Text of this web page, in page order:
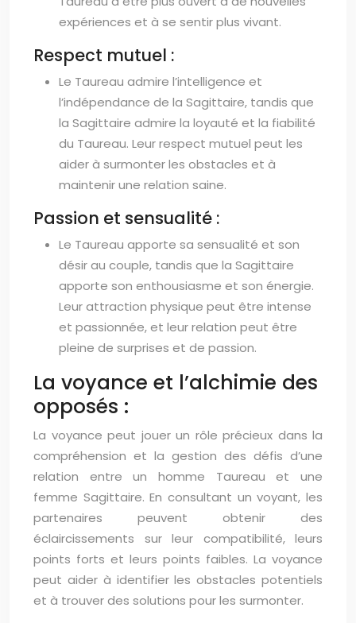
expériences et à se sentir plus vivant.
Respect mutuel :
Le Taureau admire l’intelligence et
l’indépendance de la Sagittaire, tandis que
la Sagittaire admire la loyauté et la fiabilité
du Taureau. Leur respect mutuel peut les
aider à surmonter les obstacles et à
maintenir une relation saine.
Passion et sensualité :
Le Taureau apporte sa sensualité et son
désir au couple, tandis que la Sagittaire
apporte son enthousiasme et son énergie.
Leur attraction physique peut être intense
et passionnée, et leur relation peut être
pleine de surprises et de passion.
La voyance et l’alchimie des
opposés :
La voyance peut jouer un rôle précieux dans la
compréhension et la gestion des défis d’une
relation entre un homme Taureau et une
femme Sagittaire. En consultant un voyant, les
partenaires peuvent obtenir des
éclaircissements sur leur compatibilité, leurs
points forts et leurs points faibles. La voyance
peut aider à identifier les obstacles potentiels
et à trouver des solutions pour les surmonter.